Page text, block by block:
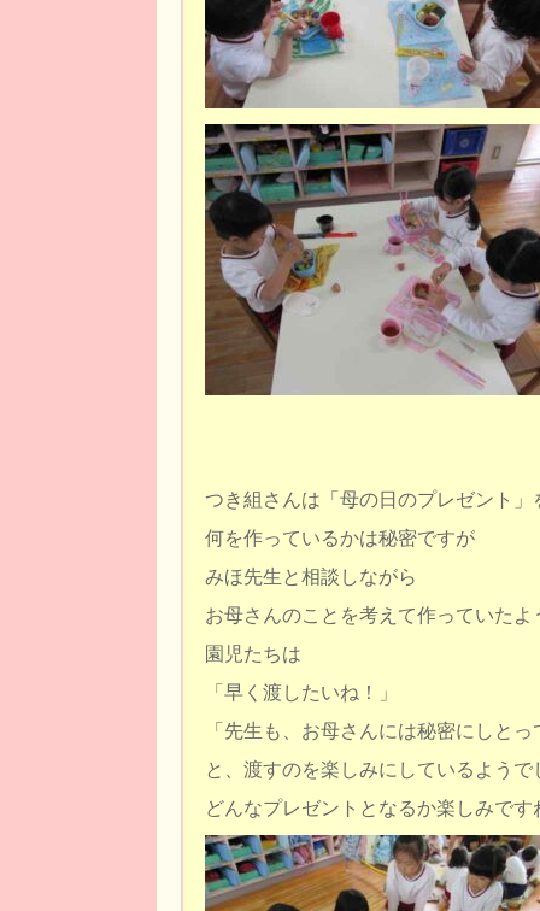
つき組さんは「母の日のプレゼント」
何を作っているかは秘密ですが
みほ先生と相談しながら
お母さんのことを考えて作っていたよ
園児たちは
「早く渡したいね！」
「先生も、お母さんには秘密にしとっ
と、渡すのを楽しみにしているようで
どんなプレゼントとなるか楽しみです